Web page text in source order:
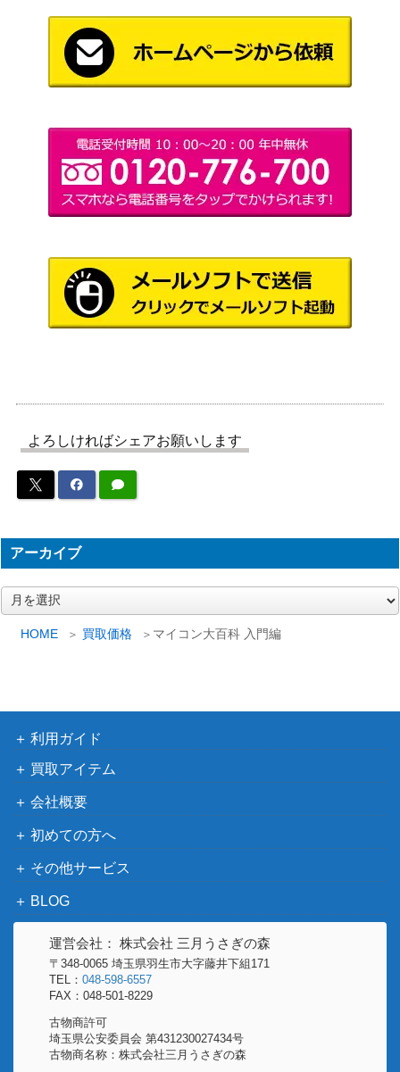
HOME 買取価格 マイコン大百科 入門編
よろしければシェアお願いします
アーカイブ
ー
利用ガイド
買取アイテム
会社概要
初めての方へ
その他サービス
BLOG
運営会社： 株式会社 三月うさぎの森
〒348-0065 埼玉県羽生市大字藤井下組171
TEL： 048-598-6557
FAX：048-501-8229
古物商許可
埼玉県公安委員会 第431230027434号
古物商名称：株式会社三月うさぎの森